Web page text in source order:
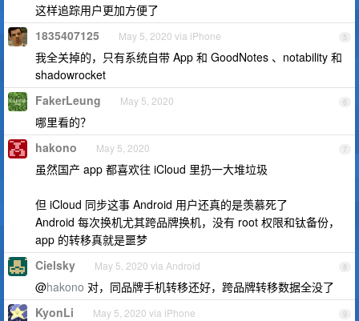
这样追踪用户更加方便了
5
1835407125 May 5, 2020 via iPhone
我全关掉的，只有系统自带 App 和 GoodNotes 、notability 和
shadowrocket
6
FakerLeung May 5, 2020
哪里看的？
7
hakono May 5, 2020
虽然国产 app 都喜欢往 iCloud 里扔一大堆垃圾
但 iCloud 同步这事 Android 用户还真的是羡慕死了
Android 每次换机尤其跨品牌换机，没有 root 权限和钛备份，
app 的转移真就是噩梦
8
Cielsky May 5, 2020 via Android
@hakono 对，同品牌手机转移还好，跨品牌转移数据全没了
9
KyonLi May 5, 2020 via iPhone